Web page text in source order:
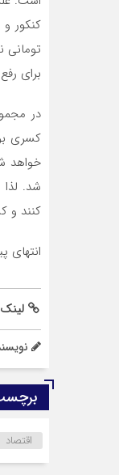
تومانی
برای
کسری
خواهد
شد. لذا
کنند و
انتهای
اقتصاد